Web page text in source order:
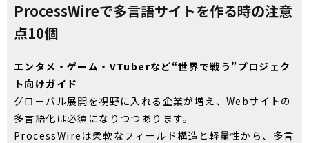
ProcessWireで多言語サイトを作る時の注意
点10個
エンタメ・ゲーム・VTuberなど“世界で戦う”プロジェク
ト向けガイド
グローバル展開を視野に入れる企業が増え、Webサイトの
多言語化は必須になりつつあります。
ProcessWireは柔軟なフィールド構造と軽量性から、多言